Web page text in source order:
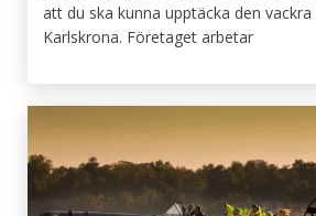
att du ska kunna upptäcka den
Karlskrona. Företaget arbetar